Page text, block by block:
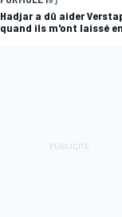
Hadjar a dû aider
quand ils m'ont laissé